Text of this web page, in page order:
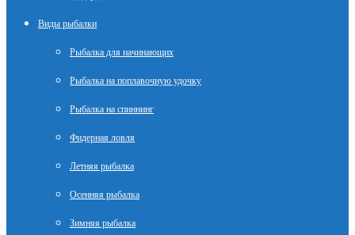
Виды рыбалки
Рыбалка для начинающих
Рыбалка на поплавочную удочку
Рыбалка на спиннинг
Фидерная ловля
Летняя рыбалка
Осенняя рыбалка
Зимняя рыбалка